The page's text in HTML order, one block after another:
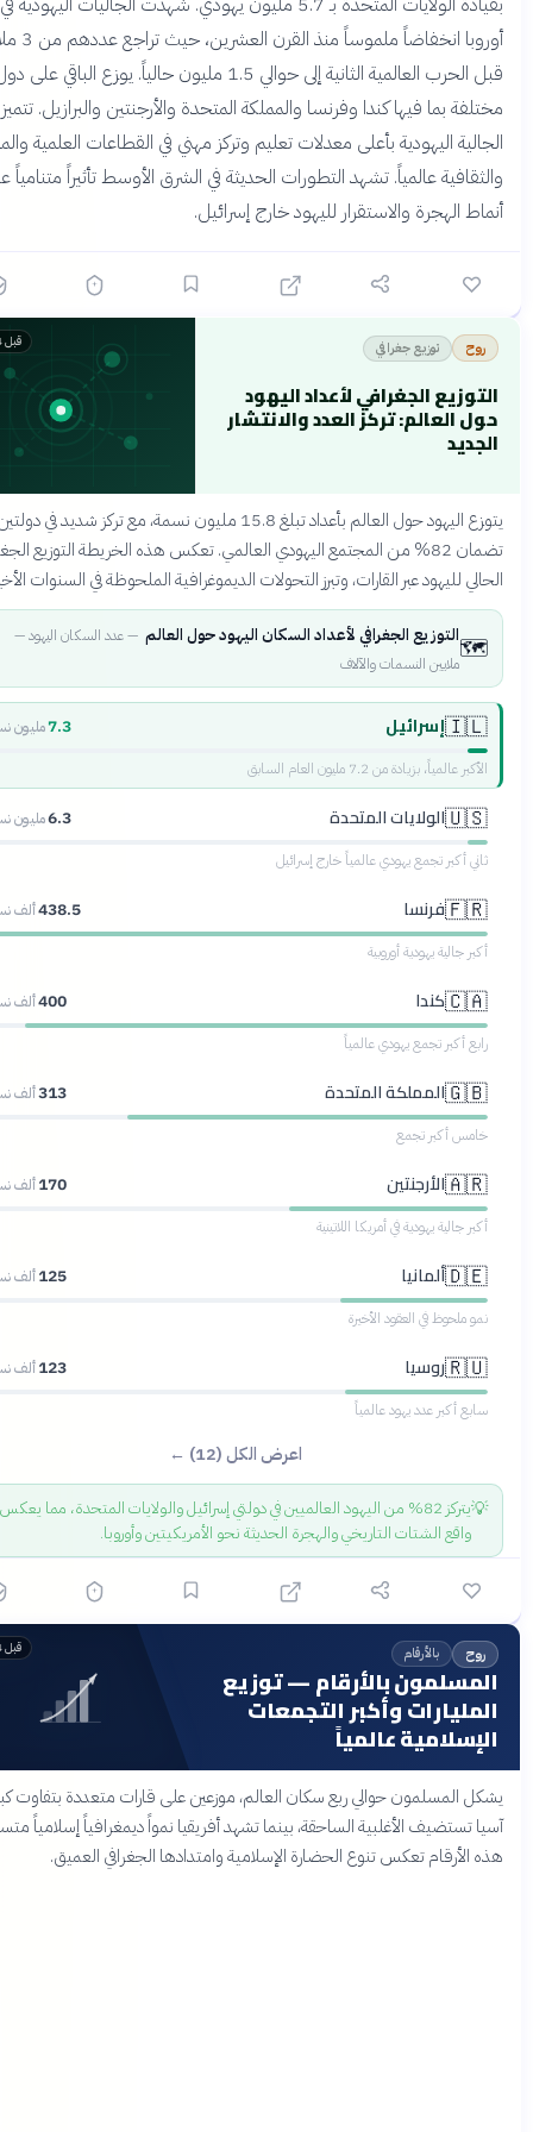
أوروبا انخفاضاً ملموساً منذ القرن العشرين، حيث تراجع عددهم من 3 ملايين
قبل الحرب العالمية الثانية إلى حوالي 1.5 مليون حالياً. يوزع الباقي على دول
بما فيها كندا وفرنسا والمملكة المتحدة والأرجنتين والبرازيل. تتميز
اليهودية بأعلى معدلات تعليم وتركز مهني في القطاعات العلمية والمالية
عالمياً. تشهد التطورات الحديثة في الشرق الأوسط تأثيراً متنامياً على
الهجرة والاستقرار لليهود خارج إسرائيل.
توزيع جغرافي
الجغرافي لأعداد اليهود
العالم: تركز العدد والانتشار
يتوزع اليهود حول العالم بأعداد تبلغ 15.8 مليون نسمة، مع تركز شديد في دولتين
تضمان 82% من المجتمع اليهودي العالمي. تعكس هذه الخريطة التوزيع الجغرافي
لليهود عبر القارات، وتبرز التحولات الديموغرافية الملحوظة في السنوات الأخيرة.
التوزيع الجغرافي لأعداد السكان اليهود حول العالم —عدد السكان اليهود —
ملايين النسمات والآلاف
إسرائيل
مليون نسمة
عالمياً، بزيادة من 7.2 مليون العام السابق
الولايات المتحدة
مليون نسمة
أكبر تجمع يهودي عالمياً خارج إسرائيل
فرنسا
ألف نسمة
جالية يهودية أوروبية
كندا
ألف نسمة
أكبر تجمع يهودي عالمياً
المملكة المتحدة
ألف نسمة
أكبر تجمع
الأرجنتين
ألف نسمة
جالية يهودية في أمريكا اللاتينية
ألمانيا
ألف نسمة
ملحوظ في العقود الأخيرة
روسيا
ألف نسمة
أكبر عدد يهود عالمياً
اعرض الكل (12) ←
يتركز 82% من اليهود العالميين في دولتي إسرائيل والولايات المتحدة، مما يعكس
واقع الشتات التاريخي والهجرة الحديثة نحو الأمريكيتين وأوروبا.
بالأرقام
بالأرقام — توزيع
وأكبر التجمعات
عالمياً
المسلمون حوالي ربع سكان العالم، موزعين على قارات متعددة بتفاوت كبير.
تستضيف الأغلبية الساحقة، بينما تشهد أفريقيا نمواً ديمغرافياً إسلامياً متسارعاً.
تعكس تنوع الحضارة الإسلامية وامتدادها الجغرافي العميق.